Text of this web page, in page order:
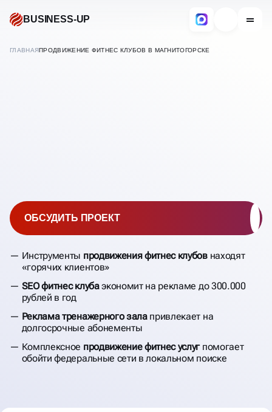
BUSINESS-UP
ГЛАВНАЯПРОДВИЖЕНИЕ ФИТНЕС КЛУБОВ В МАГНИТОГОРСКЕ
КЛУБОВ
Инструменты продвижения фитнес клубовнаходят
«горячих клиентов»
SEO фитнес клубаэкономит на рекламе до 300.000
рублей в год
Реклама тренажерного залапривлекает на
долгосрочные абонементы
Комплексное продвижение фитнес услугпомогает
обойти федеральные сети в локальном поиске
ОБСУДИТЬ ПРОЕКТ